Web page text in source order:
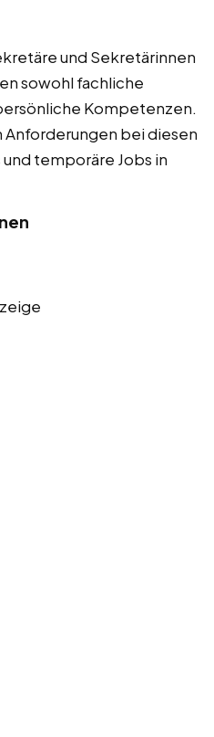
und Sekretärinnen
sowohl fachliche
Kompetenzen.
bei diesen
temporäre Jobs in